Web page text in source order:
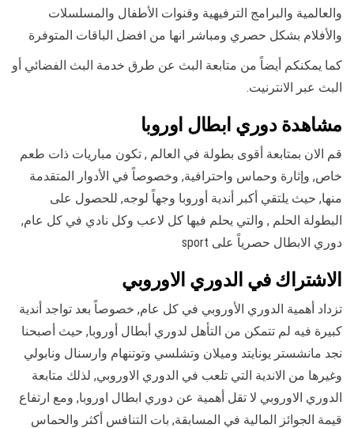
والعالمية والبرامج الترفيهية وقنوات الأطفال والمسلسلات
والأفلام بشكل حصري ومباشر انها من افضل الباقات المتوفرة
كما يمكنكم أيضاً من متابعة البث عن طرق خدمة البث الفضائي أو
البث عبر الانترنيت.
مشاهدة دوري ابطال اوروبا
قم الان بمتابعة أقوى بطولة في العالم , تكون مباريات ذات طعم
خاص, وإثارة وحماس واحترافية, وخصوصاً في الأدوار المتقدمة
منها, حيث يلتقي أكبر أندية أوروبا وجهاً لوجه, للحصول على
البطولة الحلم , والتي يحلم فيها كل لاعب وكل نادي في كل عام,
دوري الابطال حصرياً على sport
الاشتراك في الدوري الاوروبي
تزداد أهمية الدوري الأوروبي في كل عام, خصوصاً بعد تواجد أندية
كبيرة فيه لم تتمكن من التأهل لدوري أبطال أوروبا, حيث أصبحنا
نجد مانشستر يونايتد وميلان وتشلسي وتوتنهام وارسنال ونابولي
وغيرها من الاندية التي تلعب في الدوري الاوروبي, لذلك متابعة
الدوري الاوروبي لا تقل أهمية عن دوري ابطال اوروبا, ومع ارتفاع
قيمة الجوائز المالية في المسابقة, بات التنافس أكثر والحماس